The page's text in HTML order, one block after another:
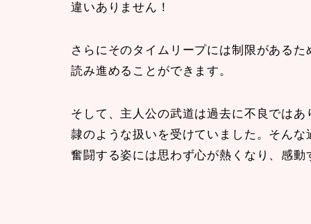
違いありません！
さらにそのタイムリープには制限がある
読み進めることができます。
そして、主人公の武道は過去に不良では
隷のような扱いを受けていました。そん
奮闘する姿には思わず心が熱くなり、感動